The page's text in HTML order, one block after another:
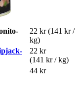
22 kr (141 kr /
kg)
22 kr
(141 kr / kg)
44 kr